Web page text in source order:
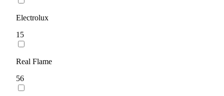
Electrolux
15
Real Flame
56